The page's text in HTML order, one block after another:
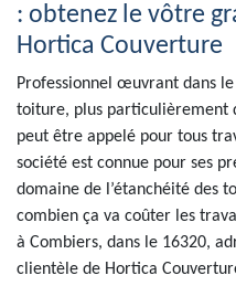
: obtenez le vôtre
Hortica Couverture
Professionnel œuvrant dans
toiture, plus particulièrement
peut être appelé pour tous
société est connue pour ses
domaine de l’étanchéité des
combien ça va coûter les
à Combiers, dans le 16320,
clientèle de Hortica